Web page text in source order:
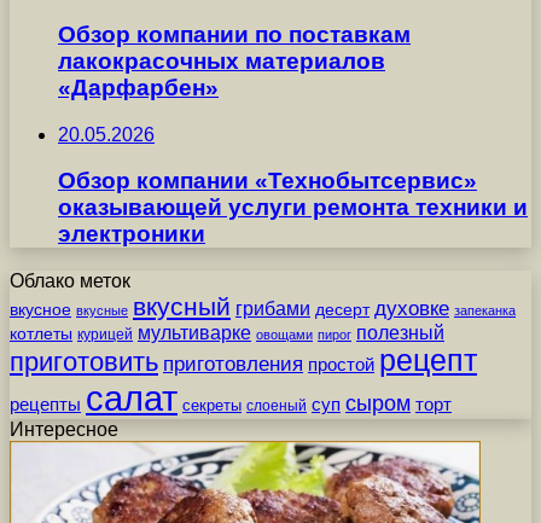
Обзор компании по поставкам
лакокрасочных материалов
«Дарфарбен»
20.05.2026
Обзор компании «Технобытсервис»
оказывающей услуги ремонта техники и
электроники
Облако меток
вкусное вкусные вкусный грибами десерт духовке запеканка
котлеты курицей мультиварке овощами пирог полезный
приготовить приготовления простой рецепт
рецепты салат секреты слоеный суп сыром торт
Интересное